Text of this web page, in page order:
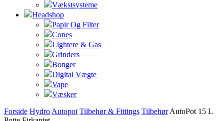
Vækstsysteme
Headshop
Papir Og Filter
Cones
Lightere & Gas
Grinders
Bonger
Digital Vægte
Vape
Væsker
Forside Hydro Autopot Tilbehør & Fittings Tilbehør AutoPot 15 L